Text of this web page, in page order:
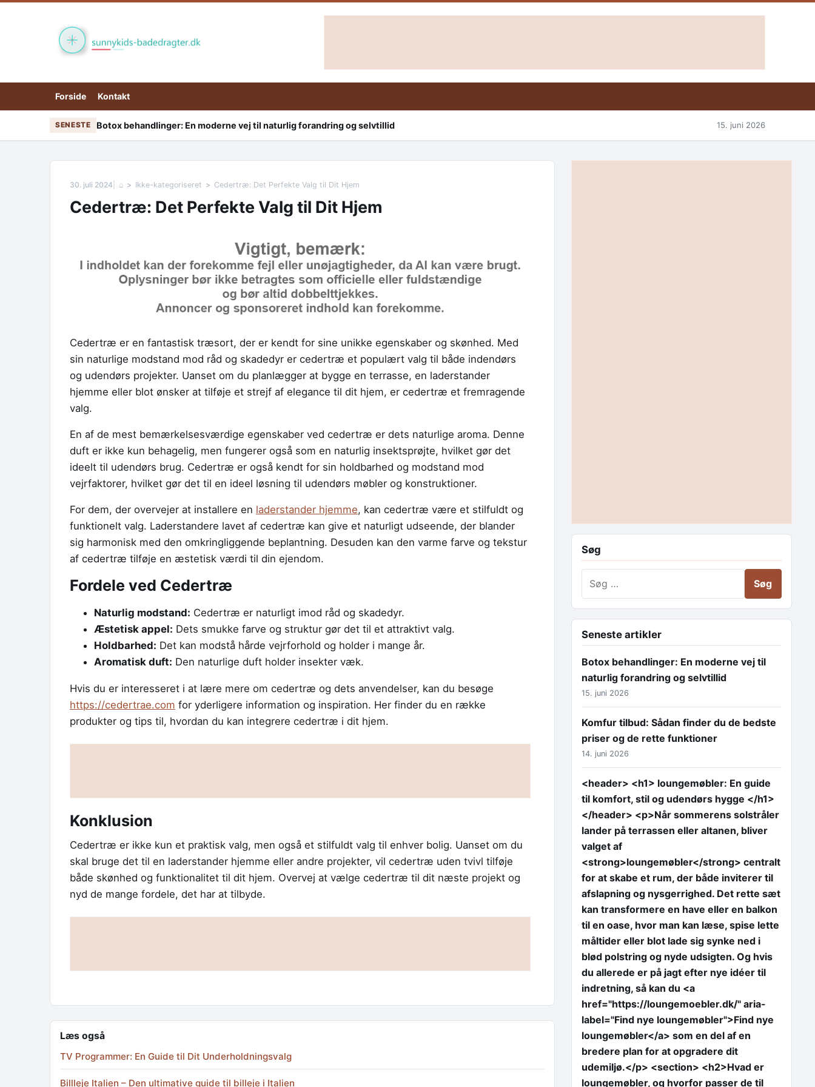
Forside Kontakt
SENESTE Botox behandlinger: En moderne vej til naturlig forandring og selvtillid 15. juni 2026
30. juli 2024 ⌂ Ikke-kategoriseret Cedertræ: Det Perfekte Valg til Dit Hjem
Cedertræ: Det Perfekte Valg til Dit Hjem
Cedertræ er en fantastisk træsort, der er kendt for sine unikke egenskaber og skønhed. Med
sin naturlige modstand mod råd og skadedyr er cedertræ et populært valg til både indendørs
og udendørs projekter. Uanset om du planlægger at bygge en terrasse, en laderstander
hjemme eller blot ønsker at tilføje et strejf af elegance til dit hjem, er cedertræ et fremragende
valg.
En af de mest bemærkelsesværdige egenskaber ved cedertræ er dets naturlige aroma. Denne
duft er ikke kun behagelig, men fungerer også som en naturlig insektsprøjte, hvilket gør det
ideelt til udendørs brug. Cedertræ er også kendt for sin holdbarhed og modstand mod
vejrfaktorer, hvilket gør det til en ideel løsning til udendørs møbler og konstruktioner.
For dem, der overvejer at installere en laderstander hjemme, kan cedertræ være et stilfuldt og
funktionelt valg. Laderstandere lavet af cedertræ kan give et naturligt udseende, der blander
sig harmonisk med den omkringliggende beplantning. Desuden kan den varme farve og tekstur
af cedertræ tilføje en æstetisk værdi til din ejendom.
Fordele ved Cedertræ
Naturlig modstand: Cedertræ er naturligt imod råd og skadedyr.
Æstetisk appel: Dets smukke farve og struktur gør det til et attraktivt valg.
Holdbarhed: Det kan modstå hårde vejrforhold og holder i mange år.
Aromatisk duft: Den naturlige duft holder insekter væk.
Hvis du er interesseret i at lære mere om cedertræ og dets anvendelser, kan du besøge
https://cedertrae.com for yderligere information og inspiration. Her finder du en række
produkter og tips til, hvordan du kan integrere cedertræ i dit hjem.
Konklusion
Cedertræ er ikke kun et praktisk valg, men også et stilfuldt valg til enhver bolig. Uanset om du
skal bruge det til en laderstander hjemme eller andre projekter, vil cedertræ uden tvivl tilføje
både skønhed og funktionalitet til dit hjem. Overvej at vælge cedertræ til dit næste projekt og
nyd de mange fordele, det har at tilbyde.
Læs også
TV Programmer: En Guide til Dit Underholdningsvalg
Billleje Italien – Den ultimative guide til billeje i Italien
Søg
Seneste artikler
Botox behandlinger: En moderne vej til
naturlig forandring og selvtillid
15. juni 2026
Komfur tilbud: Sådan finder du de bedste
priser og de rette funktioner
14. juni 2026
<header> <h1> loungemøbler: En guide
til komfort, stil og udendørs hygge </h1>
</header> <p>Når sommerens solstråler
lander på terrassen eller altanen, bliver
valget af
<strong>loungemøbler</strong> centralt
for at skabe et rum, der både inviterer til
afslapning og nysgerrighed. Det rette sæt
kan transformere en have eller en balkon
til en oase, hvor man kan læse, spise lette
måltider eller blot lade sig synke ned i
blød polstring og nyde udsigten. Og hvis
du allerede er på jagt efter nye idéer til
indretning, så kan du <a
href="https://loungemoebler.dk/" aria-
label="Find nye loungemøbler">Find nye
loungemøbler</a> som en del af en
bredere plan for at opgradere dit
udemiljø.</p> <section> <h2>Hvad er
loungemøbler, og hvorfor passer de til